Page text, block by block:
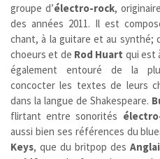
groupe d’électro-rock,
des années 2011. Il est
chant, à la guitare et au synthé;
choeurs et de Rod Huart qui est
également entouré de la
concocter les textes de leurs
dans la langue de Shakespeare.
flirtant entre sonorités
aussi bien ses références du
Keys, que du britpop des